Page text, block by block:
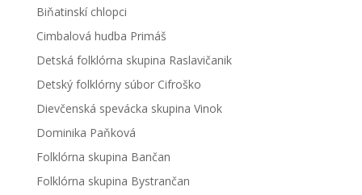
Biňatinskí chlopci
Cimbalová hudba Primáš
Detská folklórna skupina Raslavičanik
Detský folklórny súbor Cifroško
Dievčenská spevácka skupina Vinok
Dominika Paňková
Folklórna skupina Bančan
Folklórna skupina Bystrančan